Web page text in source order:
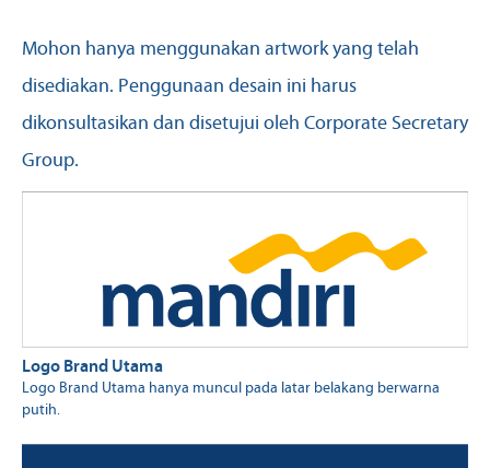
Mohon hanya menggunakan artwork yang telah
disediakan. Penggunaan desain ini harus
dikonsultasikan dan disetujui oleh Corporate Secretary
Group.
Logo Brand Utama
Logo Brand Utama hanya muncul pada latar belakang berwarna
putih.